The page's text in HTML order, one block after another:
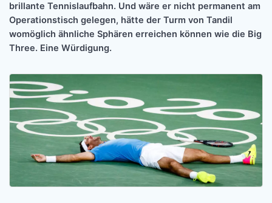
brillante Tennislaufbahn. Und wäre er nicht permanent am
Operationstisch gelegen, hätte der Turm von Tandil
womöglich ähnliche Sphären erreichen können wie die Big
Three. Eine Würdigung.